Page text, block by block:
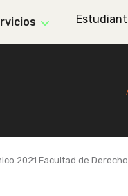
2021 Facultad de